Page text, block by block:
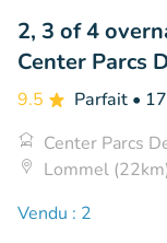
2, 3 of 4
Center Parcs
9.5 Parfait •
Center Parcs
Lommel
Vendu : 2